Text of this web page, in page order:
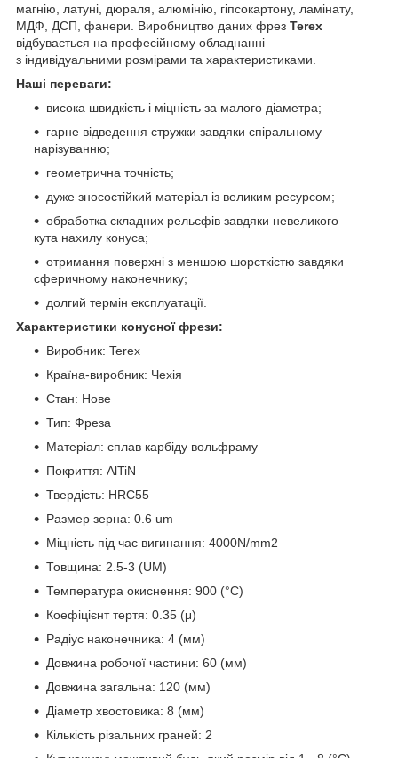
магнію, латуні, дюраля, алюмінію, гіпсокартону, ламінату,
МДФ, ДСП, фанери. Виробництво даних фрез Terex
відбувається на професійному обладнанні
з індивідуальними розмірами та характеристиками.
Наші переваги:
висока швидкість і міцність за малого діаметра;
гарне відведення стружки завдяки спіральному
нарізуванню;
геометрична точність;
дуже зносостійкий матеріал із великим ресурсом;
обработка складних рельєфів завдяки невеликого
кута нахилу конуса;
отримання поверхні з меншою шорсткістю завдяки
сферичному наконечнику;
долгий термін експлуатації.
Характеристики конусної фрези:
Виробник: Terex
Країна-виробник: Чехія
Стан: Нове
Тип: Фреза
Матеріал: сплав карбіду вольфраму
Покриття: AlTiN
Твердість: HRC55
Размер зерна: 0.6 um
Міцність під час вигинання: 4000N/mm2
Товщина: 2.5-3 (UM)
Температура окиснення: 900 (°C)
Коефіцієнт тертя: 0.35 (μ)
Радіус наконечника: 4 (мм)
Довжина робочої частини: 60 (мм)
Довжина загальна: 120 (мм)
Діаметр хвостовика: 8 (мм)
Кількість різальних граней: 2